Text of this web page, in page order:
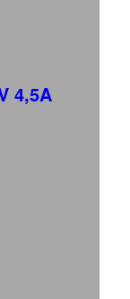
4,5A